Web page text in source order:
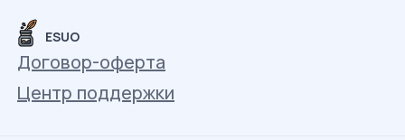
ESUO
Договор-оферта
Центр поддержки